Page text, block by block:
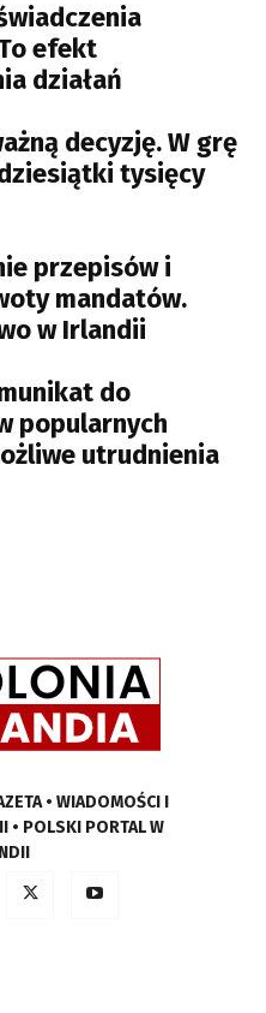
efekt
działań
decyzję. W grę
tysięcy
przepisów i
mandatów.
w Irlandii
do
popularnych
utrudnienia
• WIADOMOŚCI I
• POLSKI PORTAL W